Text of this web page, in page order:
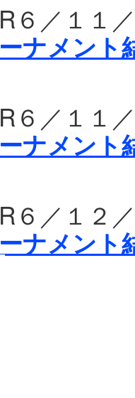
R６／１
ーナメント
R６／１
ーナメント
R６／
ーナメント